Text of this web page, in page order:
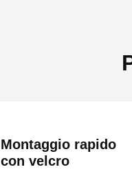
Montaggio rapido
con velcro